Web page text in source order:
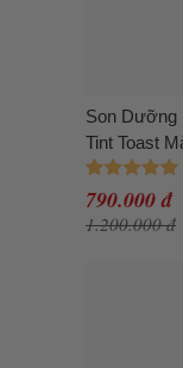
Son Dưỡng
Tint Toast
790.000 đ
1.200.000 đ